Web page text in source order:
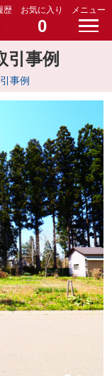
歴 お気に入り
0
メニュー
引事例
事例